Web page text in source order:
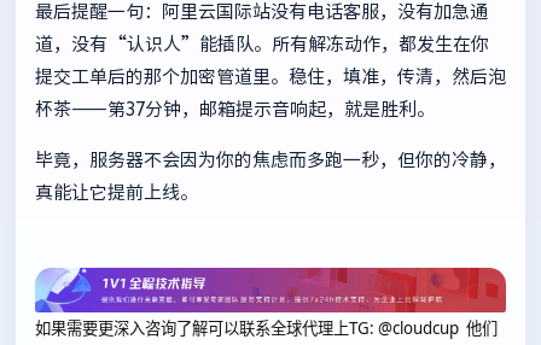
最后提醒一句：阿里云国际站没有电话客服，没有加急通
道，没有“认识人”能插队。所有解冻动作，都发生在你
提交工单后的那个加密管道里。稳住，填准，传清，然后泡
杯茶——第37分钟，邮箱提示音响起，就是胜利。
毕竟，服务器不会因为你的焦虑而多跑一秒，但你的冷静，
真能让它提前上线。
如果需要更深入咨询了解可以联系全球代理上TG: @cloudcup 他们